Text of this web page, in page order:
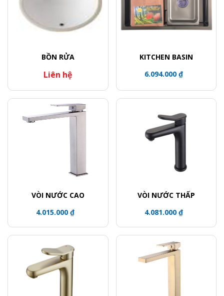
BỒN RỬA
Liên hệ
KITCHEN BASIN
6.094.000 ₫
VÒI NƯỚC CAO
4.015.000 ₫
VÒI NƯỚC THẤP
4.081.000 ₫